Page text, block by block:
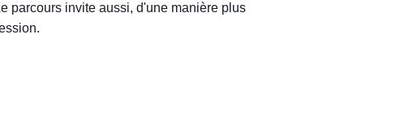
parcours invite aussi, d'une manière plus